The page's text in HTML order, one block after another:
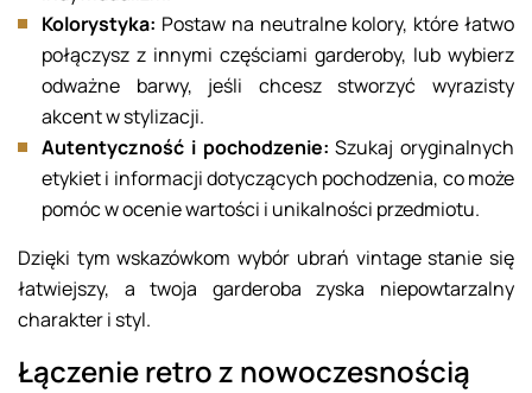
Kolorystyka: Postaw na neutralne kolory, które łatwo
połączysz z innymi częściami garderoby, lub wybierz
odważne barwy, jeśli chcesz stworzyć wyrazisty
akcent w stylizacji.
Autentyczność i pochodzenie: Szukaj oryginalnych
etykiet i informacji dotyczących pochodzenia, co może
pomóc w ocenie wartości i unikalności przedmiotu.
Dzięki tym wskazówkom wybór ubrań vintage stanie się
łatwiejszy, a twoja garderoba zyska niepowtarzalny
charakter i styl.
Łączenie retro z nowoczesnością